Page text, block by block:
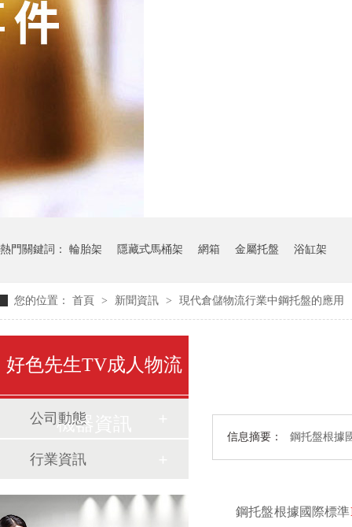
變速箱托盤
衝壓件料架
消聲器料架
手推車
氣瓶料架
汽車行業
衛浴行業
熱門關鍵詞： 輪胎架 隱藏式馬桶架 網箱 金屬托盤 浴缸架
您的位置： 首頁 > 新聞資訊 > 現代倉儲物流行業中鋼托盤的應用
信息摘要： 鋼托盤根據國
鋼托盤根據國際標準
好色先生TV成人物流
機器資訊
公司動態
行業資訊